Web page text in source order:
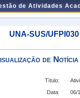
de Atividades
UNA-SUS/
de Notícia
Título:
Data:
06/